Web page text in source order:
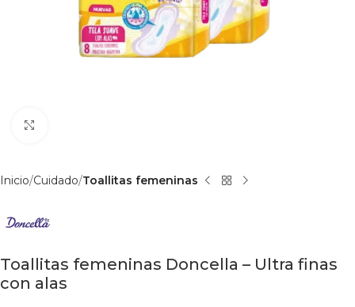
Inicio Cuidado Toallitas femeninas
Toallitas femeninas Doncella – Ultra finas
con alas